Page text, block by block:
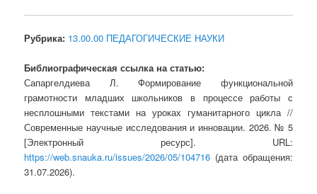
Рубрика: 13.00.00 ПЕДАГОГИЧЕСКИЕ НАУКИ
Библиографическая ссылка на статью:
Сапаргелдиева Л. Формирование функциональной
грамотности младших школьников в процессе работы с
несплошными текстами на уроках гуманитарного цикла //
Современные научные исследования и инновации. 2026. № 5
[Электронный ресурс]. URL:
https://web.snauka.ru/issues/2026/05/104716 (дата обращения:
31.07.2026).